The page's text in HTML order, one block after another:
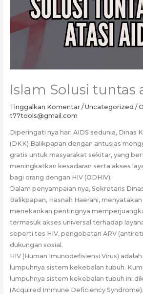
Islam Solusi tuntas
Tinggalkan Komentar /Uncategorized /
t77tools@gmail.com
Diperingati nya hari AIDS sedunia, Dinas
(DKK) Balikpapan dengan antusias
gratis untuk masyarakat sekitar, yang
meningkatkan kesadaran serta akses
bagi orang dengan HIV (ODHIV).
Dalam penyampaian nya, Sekretaris
Balikpapan, Hasnah Haerani,
menekankan pentingnya
termasuk akses universal terhadap
seperti tes HIV, pengobatan ARV
dukungan sosial.
HIV (Human Imunodefisiensi Virus)
lumpuhnya sistem kekebalan tubuh.
lumpuhnya sistem kekebalan tubuh ini
(Acquired Immune Deficiency Syndrome).